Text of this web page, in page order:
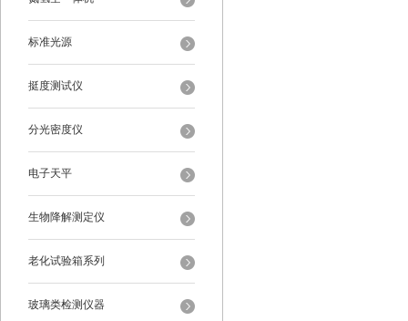
标准光源
挺度测试仪
分光密度仪
电子天平
生物降解测定仪
老化试验箱系列
玻璃类检测仪器